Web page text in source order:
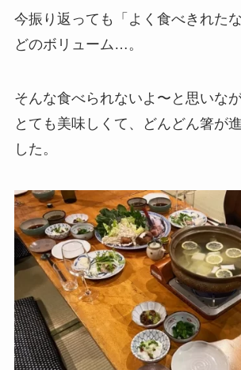
今振り返っても「よく食べきれた
どのボリューム…。
そんな食べられないよ〜と思いな
とても美味しくて、どんどん箸が
した。